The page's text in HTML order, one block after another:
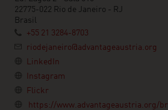
22775-022 Rio de Janeiro - RJ
Brasil
+55 21 3284-8703
riodejaneiro@advantageaustria.org
LinkedIn
Instagram
Flickr
https://www.advantageaustria.org/br